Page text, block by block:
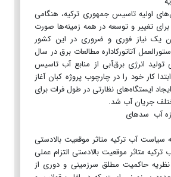
اولیه تاسیس جمهوری ترکیه، هنگامی
تغییر و توسعه در همه زمینه‌ها صورت
یک نیاز فوری و ضروری در این کشور
آتاتورکاداره مطالعات برق در سال
تولید انرژی برق‌آبی از منابع آب تاسیس
کار خود را در چارچوب پروژه کبان آغاز
ایستگاه‌های نظارتی در طول فرات برای
جریان آب شد.
آب سدهای
آب ترکیه متاثر موقعیت بالادستی
متاثر موقعیت بالادستی التزام عملی
حاکمیت مطلق سرزمینی و دوری از